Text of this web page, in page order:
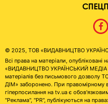
© 2025, ТОВ «ВИДАВНИЦТВО
Всі права на матеріали,
«ВИДАВНИЦТВО УКРАЇНСЬКИЙ МЕДІА
матеріалів без письмового
ДІМ» заборонено. При правомірному
гіперпосилання на tv.ua є
"Реклама", "PR", публікуються на